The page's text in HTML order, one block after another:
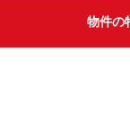
物件の